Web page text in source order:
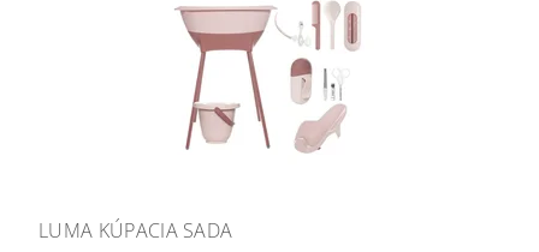
LUMA KÚPACIA SADA